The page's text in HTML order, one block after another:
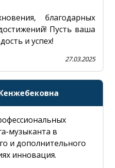
благодарных
Пусть ваша
и успех!
27.03.2025
музыканта в
и дополнительного
инновация.